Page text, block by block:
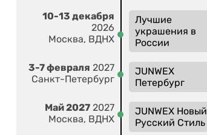
10-13 декабря
2026
Москва, ВДНХ
Лучшие
украшения в
России
3-7 февраля 2027
Санкт-Петербург
JUNWEX
Петербург
Май 2027 2027
Москва, ВДНХ
JUNWEX Новый
Русский Стиль